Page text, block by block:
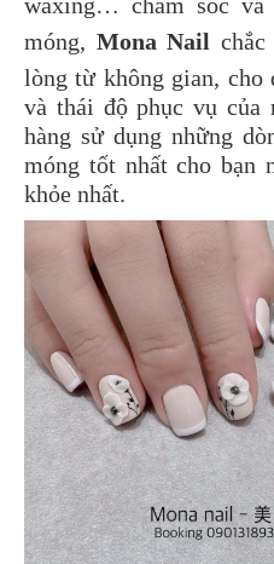
móng, Mona Nail
lòng từ không gian, cho
và thái độ phục vụ của
hàng sử dụng những
móng tốt nhất cho bạn
khỏe nhất.